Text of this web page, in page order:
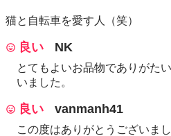
猫と自転車を愛す人（笑）
良い NK
とてもよいお品物でありがた
いました。
良い vanmanh41
この度はありがとうございま